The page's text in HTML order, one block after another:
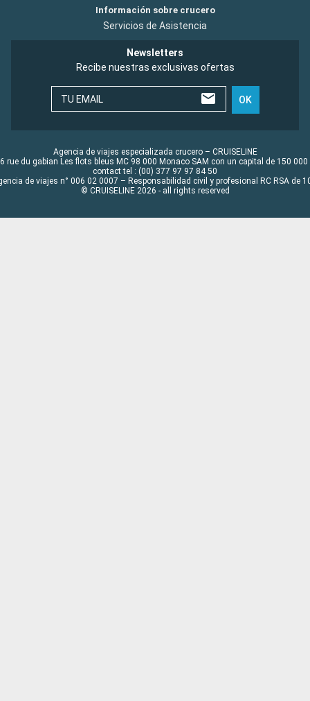
Información sobre crucero
Servicios de Asistencia
Newsletters
Recibe nuestras exclusivas ofertas
TU EMAIL OK
Agencia de viajes especializada crucero – CRUISELINE
rue du gabian Les flots bleus MC 98 000 Monaco SAM con un capital de 150 000
contact tel : (00) 377 97 97 84 50
de viajes n° 006 02 0007 – Responsabilidad civil y profesional RC RSA de
© CRUISELINE 2026 - all rights reserved